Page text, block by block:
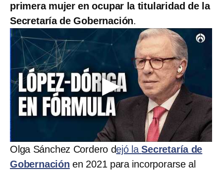
primera mujer en ocupar la titularidad de la
Secretaría de Gobernación.
Olga Sánchez Cordero dejó laSecretaría de
Gobernación en 2021 para incorporarse al